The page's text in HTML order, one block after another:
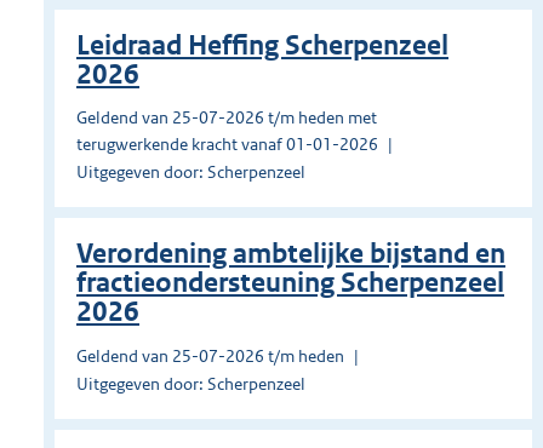
Leidraad Heffing Scherpenzeel
2026
Geldend van 25-07-2026 t/m heden met
terugwerkende kracht vanaf 01-01-2026
Uitgegeven door: Scherpenzeel
Verordening ambtelijke bijstand en
fractieondersteuning Scherpenzeel
2026
Geldend van 25-07-2026 t/m heden
Uitgegeven door: Scherpenzeel